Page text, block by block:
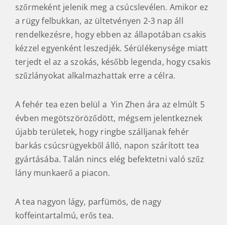
szőrmeként jelenik meg a csúcslevélen. Amikor ez
a rügy felbukkan, az ültetvényen 2-3 nap áll
rendelkezésre, hogy ebben az állapotában csakis
kézzel egyenként leszedjék. Sérülékenysége miatt
terjedt el az a szokás, később legenda, hogy csakis
szűzlányokat alkalmazhattak erre a célra.
A fehér tea ezen belül a Yin Zhen ára az elmúlt 5
évben megötszöröződött, mégsem jelentkeznek
újabb területek, hogy ringbe szálljanak fehér
barkás csúcsrügyekből álló, napon szárított tea
gyártásába. Talán nincs elég befektetni való szűz
lány munkaerő a piacon.
A tea nagyon lágy, parfümös, de nagy
koffeintartalmú, erős tea.